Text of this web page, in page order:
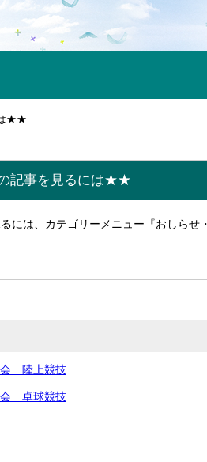
は★★
記事を見るには★★
には、カテゴリーメニュー『おしらせ
会 陸上競技
会 卓球競技